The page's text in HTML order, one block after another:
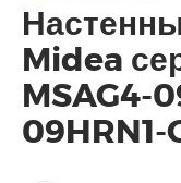
Midea
MSAG4-
09HRN1-